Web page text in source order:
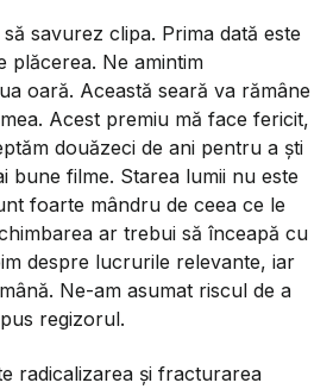
savurez clipa. Prima dată este
plăcerea. Ne amintim
oară. Această seară va rămâne
Acest premiu mă face fericit,
douăzeci de ani pentru a şti
bune filme. Starea lumii nu este
foarte mândru de ceea ce le
ar trebui să înceapă cu
despre lucrurile relevante, iar
Ne-am asumat riscul de a
regizorul.
radicalizarea şi fracturarea